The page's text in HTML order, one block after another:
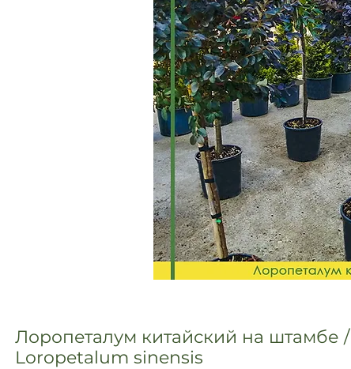
Лоропеталум китайский на штамбе /
Loropetalum sinensis